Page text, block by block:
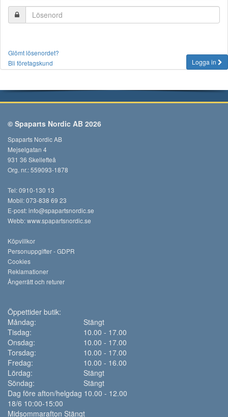
Glömt lösenordet?
Bli företagskund
Logga in
© Spaparts Nordic AB 2026
Spaparts Nordic AB
Mejselgatan 4
931 36 Skellefteå
Org. nr.: 559093-1878
Tel: 0910-130 13
Mobil: 073-838 69 23
E-post:info@spapartsnordic.se
Webb:www.spapartsnordic.se
Köpvillkor
Personuppgifter - GDPR
Cookies
Reklamationer
Ångerrätt och returer
Öppettider butik:
Måndag:
Stängt
Tisdag:
10.00 - 17.00
Onsdag:
10.00 - 17.00
Torsdag:
10.00 - 17.00
Fredag:
10.00 - 16.00
Lördag:
Stängt
Söndag:
Stängt
Dag före afton/helgdag 10.00 - 12.00
18/6 10:00-15:00
Midsommarafton Stängt